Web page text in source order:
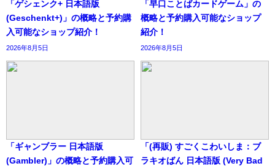
「ゲシェンク+ 日本語版
(Geschenkt+)」の概略と予約購
入可能なショップ紹介！
2026年8月5日
「早口ことばカードゲーム」の
概略と予約購入可能なショップ
紹介！
2026年8月5日
「ギャンブラー 日本語版
(Gambler)」の概略と予約購入可
「(再販) すごくこわいしま：ブ
ラキオばん 日本語版 (Very Bad